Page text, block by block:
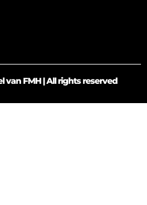
van FMH | All rights reserved